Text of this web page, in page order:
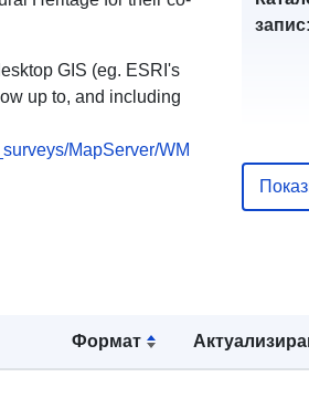
GIS (eg. ESRI's
up to, and including
MapServer/WM
Формат
запис: